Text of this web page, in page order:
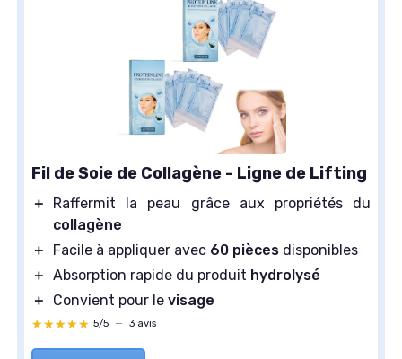
Fil de Soie de Collagène - Ligne de Lifting
＋
Raffermit la peau grâce aux propriétés du
collagène
＋
Facile à appliquer avec 60 pièces disponibles
＋ Absorption rapide du produit hydrolysé
＋
Convient pour le visage
★★★★★
★★★★★ 5/5 — 3 avis